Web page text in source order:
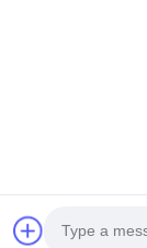
Classic